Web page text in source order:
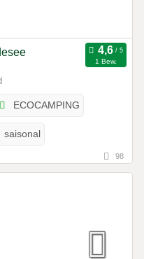
1 Bew.
ECOCAMPING
saisonal
98